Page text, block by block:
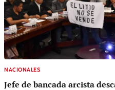
NACIONALES
Jefe de bancada arcista